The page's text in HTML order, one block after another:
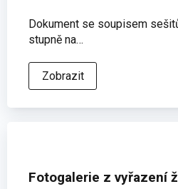
Dokument se soupisem
stupně na…
Zobrazit
Fotogalerie z vyřazení